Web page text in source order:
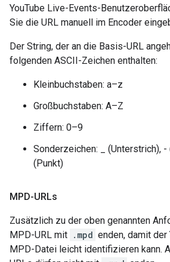
YouTube Live-Events-
Sie die URL manuell im Encoder
Der String, der an die Basis-URL
folgenden ASCII-Zeichen enthalten:
Kleinbuchstaben: a–z
Großbuchstaben: A–Z
Ziffern: 0–9
Sonderzeichen: _ (Unterstrich), -
(Punkt)
MPD-URLs
Zusätzlich zu der oben genannten
MPD-URL mit .mpd enden, damit der
MPD-Datei leicht identifizieren kann.